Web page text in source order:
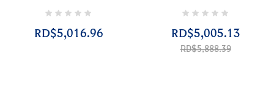
RD$5,016.96 RD$5,005.13Precio
RD$5,888.39